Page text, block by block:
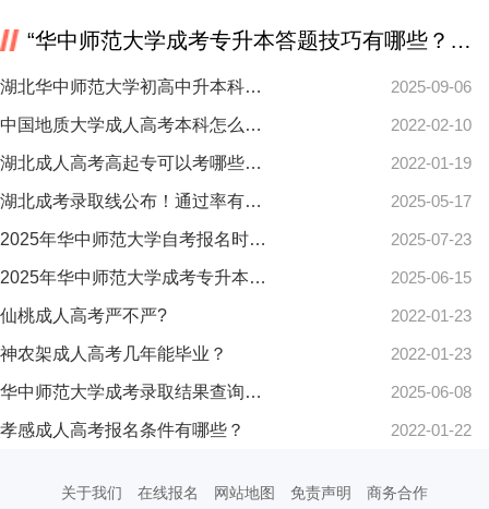
“华中师范大学成考专升本答题技巧有哪些？如何提升答题效率？”相关推荐
湖北华中师范大学初高中升本科怎么快速拿证？全攻略来了！ 2025-09-06
中国地质大学成人高考本科怎么报名？ 2022-02-10
湖北成人高考高起专可以考哪些证书？ 2022-01-19
湖北成考录取线公布！通过率有多高？ 2025-05-17
2025年华中师范大学自考报名时间已出？ 2025-07-23
2025年华中师范大学成考专升本统考难度大吗？怎么备考能拿高分？ 2025-06-15
仙桃成人高考严不严? 2022-01-23
神农架成人高考几年能毕业？ 2022-01-23
华中师范大学成考录取结果查询收费吗？纸质通知书如何查看？ 2025-06-08
孝感成人高考报名条件有哪些？ 2022-01-22
关于我们 在线报名 网站地图 免责声明 商务合作